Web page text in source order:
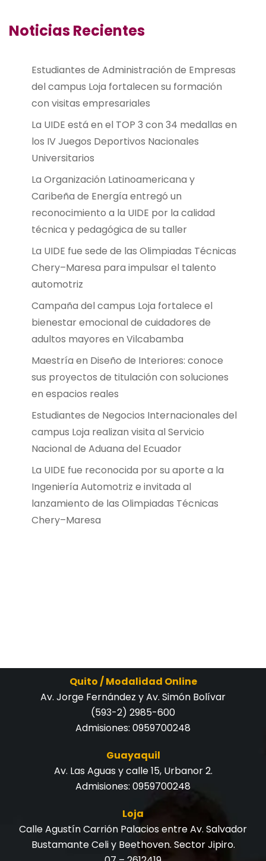
Noticias Recientes
Estudiantes de Administración de Empresas
del campus Loja fortalecen su formación
con visitas empresariales
La UIDE está en el TOP 3 con 34 medallas en
los IV Juegos Deportivos Nacionales
Universitarios
La Organización Latinoamericana y
Caribeña de Energía entregó un
reconocimiento a la UIDE por la calidad
técnica y pedagógica de su taller
La UIDE fue sede de las Olimpiadas Técnicas
Chery–Maresa para impulsar el talento
automotriz
Campaña del campus Loja fortalece el
bienestar emocional de cuidadores de
adultos mayores en Vilcabamba
Maestría en Diseño de Interiores: conoce
sus proyectos de titulación con soluciones
en espacios reales
Estudiantes de Negocios Internacionales del
campus Loja realizan visita al Servicio
Nacional de Aduana del Ecuador
La UIDE fue reconocida por su aporte a la
Ingeniería Automotriz e invitada al
lanzamiento de las Olimpiadas Técnicas
Chery–Maresa
Quito / Modalidad Online
Av. Jorge Fernández y Av. Simón Bolívar
(593-2) 2985-600
Admisiones: 0959700248
Guayaquil
Av. Las Aguas y calle 15, Urbanor 2.
Admisiones: 0959700248
Loja
Calle Agustín Carrión Palacios entre Av. Salvador
Bustamante Celi y Beethoven. Sector Jipiro.